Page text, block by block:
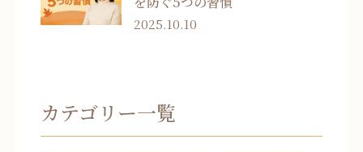
2025.10.10
カテゴリー一覧